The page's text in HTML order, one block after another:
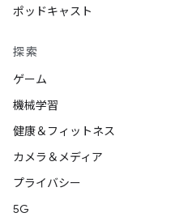
ポッドキャスト
探索
ゲーム
機械学習
健康＆フィットネス
カメラ＆メディア
プライバシー
5G